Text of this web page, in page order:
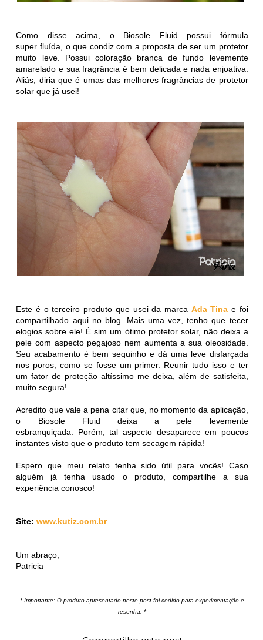
Como disse acima, o Biosole Fluid
possui fórmula
super fluída, o que condiz com a proposta de ser um protetor
muito leve. Possui coloração branca de fundo levemente
amarelado e sua fragrância é bem delicada e nada enjoativa.
Aliás, diria que é umas das melhores fragrâncias de protetor
solar que já usei!
Este é o terceiro produto que usei da marca Ada Tina e foi
compartilhado aqui no blog. Mais uma vez, tenho que tecer
elogios sobre ele! É sim um ótimo protetor solar, não deixa a
pele com aspecto pegajoso nem aumenta a sua oleosidade.
Seu acabamento é bem sequinho e dá uma leve disfarçada
nos poros, como se fosse um primer. Reunir tudo isso e ter
um fator de proteção altíssimo me deixa, além de satisfeita,
muito segura!
Acredito que vale a pena citar que, no momento da aplicação,
o Biosole Fluid
deixa a pele levemente
esbranquiçada. Porém, tal aspecto desaparece em poucos
instantes visto que o produto tem secagem rápida!
Espero que meu relato tenha sido útil para vocês! Caso
alguém já tenha usado o produto, compartilhe a sua
experiência conosco!
Site:www.kutiz.com.br
Um abraço,
Patricia
* Importante: O produto apresentado neste post foi cedido para experimentação e
resenha. *